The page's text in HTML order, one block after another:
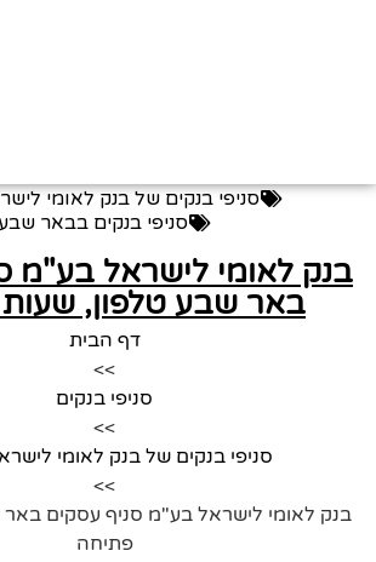
סניפי בנקים של בנק לאומי
סניפי בנקים בבאר שבע
בנק לאומי לישראל בע"מ
באר שבע טלפון, שעות
דף הבית
>>
סניפי בנקים
>>
סניפי בנקים של בנק לאומי
>>
בנק לאומי לישראל בע"מ סניף עסקים באר
פתיחה